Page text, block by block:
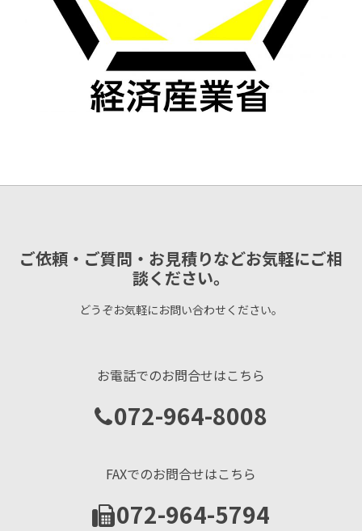
ご依頼・ご質問・お見積りなどお気軽にご相
談ください。
どうぞお気軽にお問い合わせください。
お電話でのお問合せはこちら
072-964-8008
FAXでのお問合せはこちら
072-964-5794